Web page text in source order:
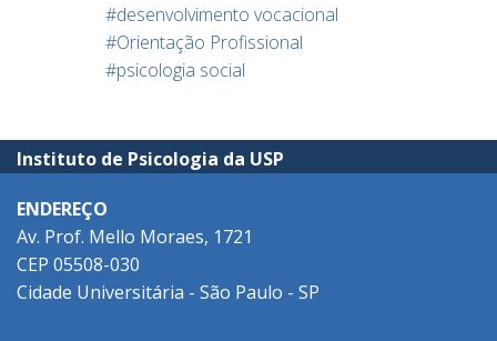
#desenvolvimento vocacional
#Orientação Profissional
#psicologia social
Instituto de Psicologia da USP
ENDEREÇO
Av. Prof. Mello Moraes, 1721
CEP 05508-030
Cidade Universitária - São Paulo - SP